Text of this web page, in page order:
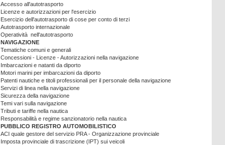
Accesso all'autotrasporto
Licenze e autorizzazioni per l'esercizio
Esercizio dell'autotrasporto di cose per conto di terzi
Autotrasporto internazionale
Operatività nell'autotrasporto
NAVIGAZIONE
Tematiche comuni e generali
Concessioni - Licenze - Autorizzazioni nella navigazione
Imbarcazioni e natanti da diporto
Motori marini per imbarcazioni da diporto
Patenti nautiche e titoli professionali per il personale della navigazione
Servizi di linea nella navigazione
Sicurezza della navigazione
Temi vari sulla navigazione
Tributi e tariffe nella nautica
Responsabilità e regime sanzionatorio nella nautica
PUBBLICO REGISTRO AUTOMOBILISTICO
ACI quale gestore del servizio PRA - Organizzazione provinciale
Imposta provinciale di trascrizione (IPT) sui veicoli